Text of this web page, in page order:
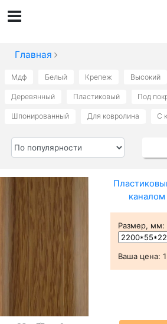
Главная
Мдф Белый Крепеж Высокий
Деревянный Пластиковый Под
Шпонированный Для ковролина С
Размер, мм:
Ваша цена: